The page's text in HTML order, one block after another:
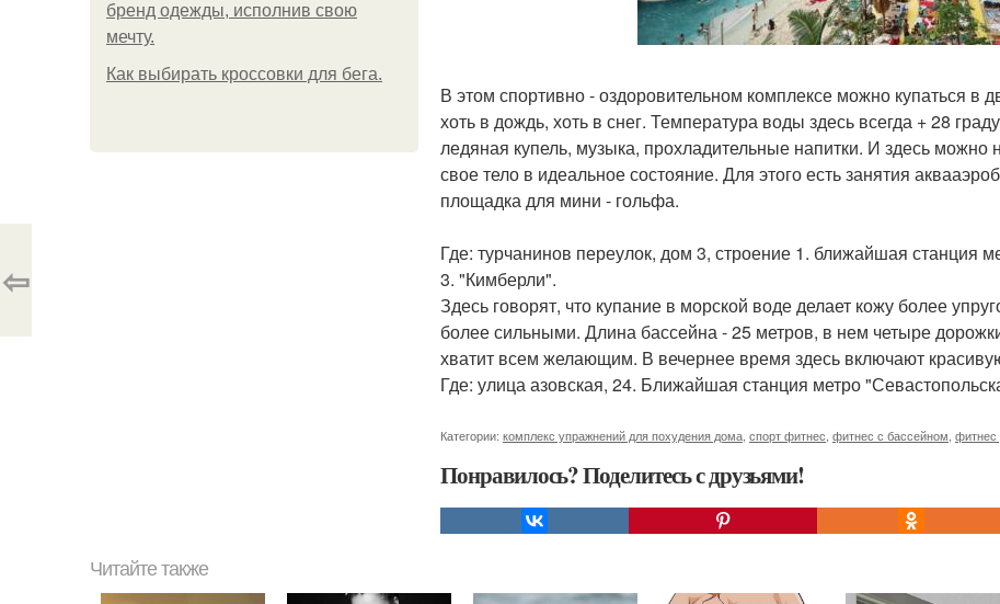
бренд одежды, исполнив свою
мечту.
Как выбирать кроссовки для бега.
В этом спортивно - оздоровительном комплексе можно купаться в
хоть в дождь, хоть в снег. Температура воды здесь всегда + 28
ледяная купель, музыка, прохладительные напитки. И здесь можно
свое тело в идеальное состояние. Для этого есть занятия
площадка для мини - гольфа.
Где: турчанинов переулок, дом 3, строение 1. ближайшая станция
3. "Кимберли".
Здесь говорят, что купание в морской воде делает кожу более
более сильными. Длина бассейна - 25 метров, в нем четыре
хватит всем желающим. В вечернее время здесь включают
Где: улица азовская, 24. Ближайшая станция метро
Категории: комплекс упражнений для похудения дома спорт фитнес фитнес с бассейном
Понравилось? Поделитесь с друзьями!
⇦
Читайте также